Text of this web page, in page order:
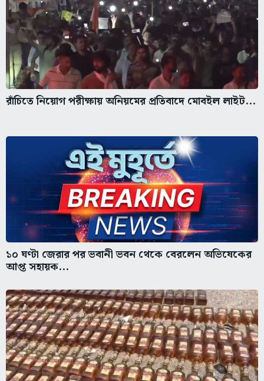
রাঁচিতে নিয়োগ পরীক্ষায় অনিয়মের প্রতিবাদে মোবইল লাইট...
১০ ঘণ্টা জেরার পর ভবানী ভবন থেকে বেরলেন অভিষেকের
আপ্ত সহায়ক...